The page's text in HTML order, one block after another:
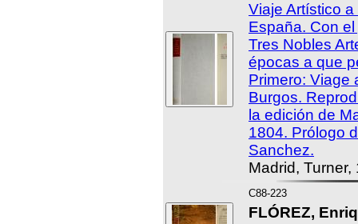
Viaje Artístico
España. Con
Tres Nobles
épocas a que
Primero: Viage
Burgos.
la edición de
1804. Prólogo
Sanchez.
Madrid, Turner,
C88-223
FLÓREZ,